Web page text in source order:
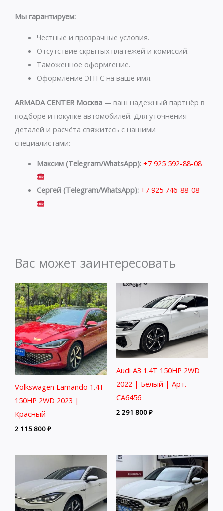
s
p
p
g
a
m
Мы гарантируем:
Честные и прозрачные условия.
Отсутствие скрытых платежей и комиссий.
Таможенное оформление.
Оформление ЭПТС на ваше имя.
ARMADA CENTER Москва — ваш надежный партнёр в
подборе и покупке автомобилей. Для уточнения
деталей и расчёта свяжитесь с нашими
специалистами:
Максим (Telegram/WhatsApp): +7 925 592-88-08
Сергей (Telegram/WhatsApp): +7 925 746-88-08
Вас может заинтересовать
Volkswagen Lamando 1.4T
150HP 2WD 2023 |
Красный
2 115 800₽
Audi A3 1.4T 150HP 2WD
2022 | Белый | Арт.
CA6456
2 291 800₽